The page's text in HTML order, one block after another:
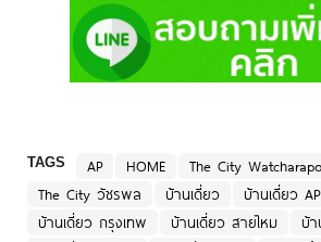
TAGS AP HOME
The City
The City วัชรพล
บ้านเดี่ยว
บ้านเดี่ยว AP
บ้านเดี่ยว กรุงเทพ
บ้านเดี่ยว สายไหม
บ้